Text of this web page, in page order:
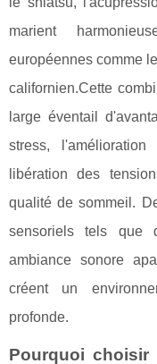
marient
européennes comme
californien.Cette
large éventail
stress,
libération des
qualité de sommeil.
sensoriels tels que
ambiance sonore
créent un
profonde.
Pourquoi choisir